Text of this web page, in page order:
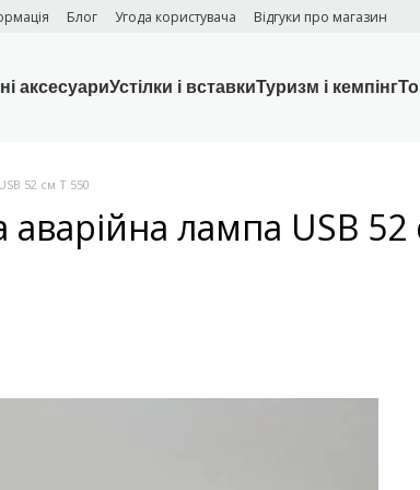
Блог Угода користувача Відгуки про магазин
аксесуариУстілки і вставкиТуризм і кемпінг
52 см T 550
аварійна лампа USB